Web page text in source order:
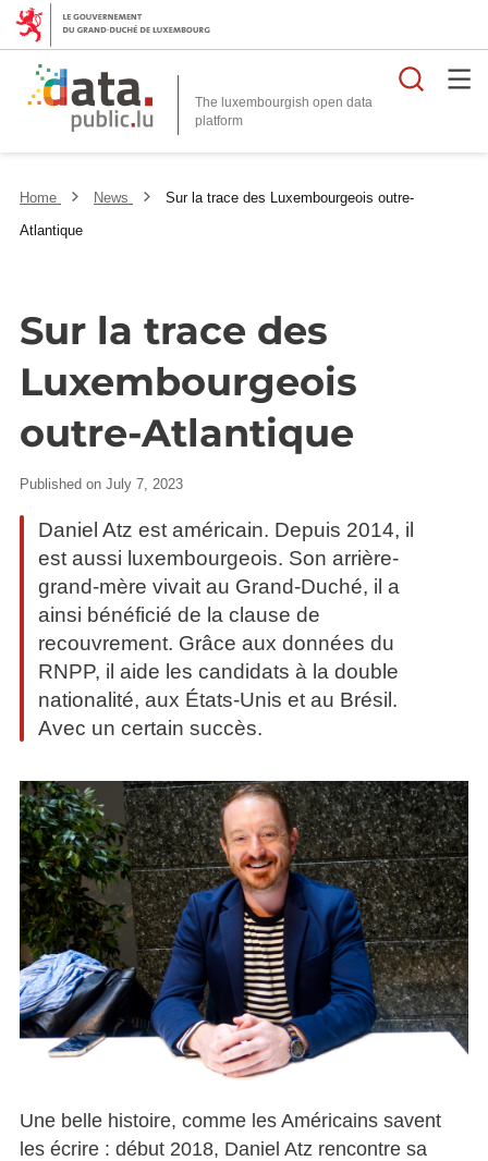
The luxembourgish open data
platform
Home News
Sur la trace des Luxembourgeois outre-
Atlantique
Sur la trace des
Luxembourgeois
outre-Atlantique
Published on July 7, 2023
Daniel Atz est américain. Depuis 2014, il
est aussi luxembourgeois. Son arrière-
grand-mère vivait au Grand-Duché, il a
ainsi bénéficié de la clause de
recouvrement. Grâce aux données du
RNPP, il aide les candidats à la double
nationalité, aux États-Unis et au Brésil.
Avec un certain succès.
Une belle histoire, comme les Américains savent
les écrire : début 2018, Daniel Atz rencontre sa